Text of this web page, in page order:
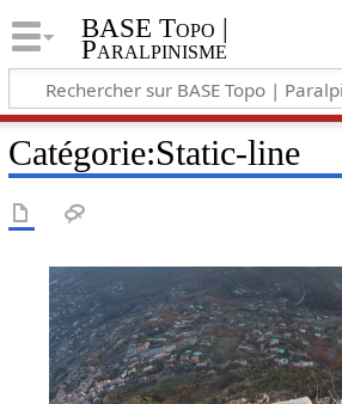
BASE Topo |
Paralpinisme
Catégorie:Static-line